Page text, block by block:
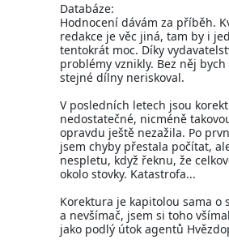
Databáze:
Hodnocení dávám za příběh.
redakce je věc jiná, tam by i
tentokrát moc. Díky
problémy vznikly. Bez něj
stejné dílny neriskoval.
V posledních letech jsou
nedostatečné, nicméně
opravdu ještě nezažila. Po
jsem chyby přestala počítat,
nespletu, když řeknu, že
okolo stovky. Katastrofa...
Korektura je kapitolou sama o
a nevšímač, jsem si toho
jako podlý útok agentů